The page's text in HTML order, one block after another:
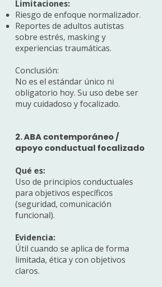
Limitaciones:
Riesgo de enfoque normalizador.
Reportes de adultos autistas
sobre estrés, masking y
experiencias traumáticas.
Conclusión:
No es el estándar único ni
obligatorio hoy. Su uso debe ser
muy cuidadoso y focalizado.
2. ABA contemporáneo /
apoyo conductual focalizado
Qué es:
Uso de principios conductuales
para objetivos específicos
(seguridad, comunicación
funcional).
Evidencia:
Útil cuando se aplica de forma
limitada, ética y con objetivos
claros.